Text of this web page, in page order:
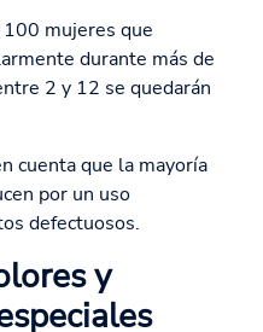
100 mujeres que
durante más de
2 y 12 se quedarán
cuenta que la mayoría
por un uso
defectuosos.
y